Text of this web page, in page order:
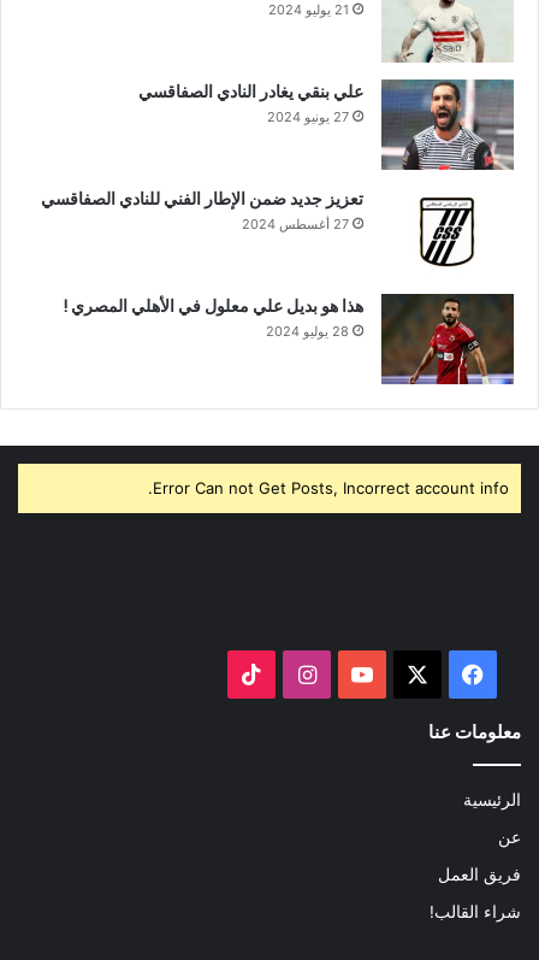
21 يوليو 2024
علي بنقي يغادر النادي الصفاقسي
27 يونيو 2024
تعزيز جديد ضمن الإطار الفني للنادي الصفاقسي
27 أغسطس 2024
هذا هو بديل علي معلول في الأهلي المصري !
28 يوليو 2024
Error Can not Get Posts, Incorrect account info.
فيسبوك ‫YouTubeانستقرام
معلومات عنا
الرئيسية
عن
فريق العمل
شراء القالب!